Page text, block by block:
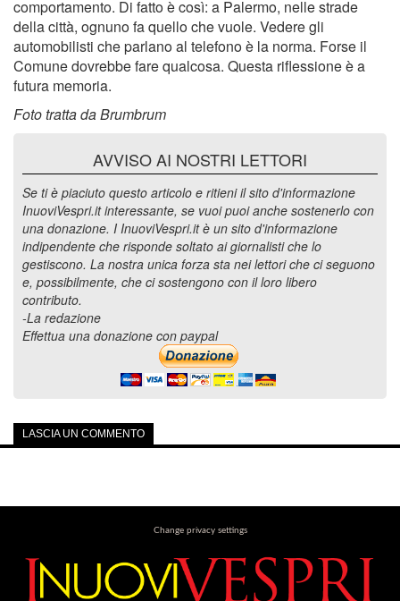
comportamento. Di fatto è così: a Palermo, nelle strade
della città, ognuno fa quello che vuole. Vedere gli
automobilisti che parlano al telefono è la norma. Forse il
Comune dovrebbe fare qualcosa. Questa riflessione è a
futura memoria.
Foto tratta da Brumbrum
AVVISO AI NOSTRI LETTORI
Se ti è piaciuto questo articolo e ritieni il sito d'informazione
InuoviVespri.it interessante, se vuoi puoi anche sostenerlo con
una donazione. I InuoviVespri.it è un sito d'informazione
indipendente che risponde soltato ai giornalisti che lo
gestiscono. La nostra unica forza sta nei lettori che ci seguono
e, possibilmente, che ci sostengono con il loro libero
contributo.
-La redazione
Effettua una donazione con paypal
LASCIA UN COMMENTO
Change privacy settings